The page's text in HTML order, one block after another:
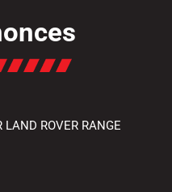
LAND ROVER RANGE